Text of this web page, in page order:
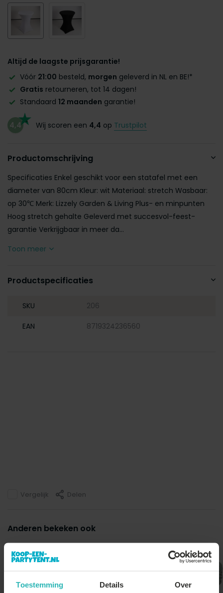
Toestemming Details Over
Altijd de laagste prijsgarantie!
Vóór 21:00 besteld, morgen geleverd in NL en BE!*
Gratis retourneren, tot 14 dagen!
Standaard 12 maanden garantie!
4,4 Wij scoren een 4,4 op Trustpilot
Productomschrijving
Specificaties Enkel geschikt voor een statafel met een
diameter van 80cm Kleur: wit Materiaal: stretch Wasbaar:
op 30℃ Merk: Lizzely Garden & Living Plus- en minpunten
Hoog stretch gehalte Geleverd met succesvol-feest-
garantie Verkrijgbaar in meer da...
Toon meer
Productspecificaties
SKU 206
EAN 8719324236560
Vergelijk Delen
Anderen bekeken ook